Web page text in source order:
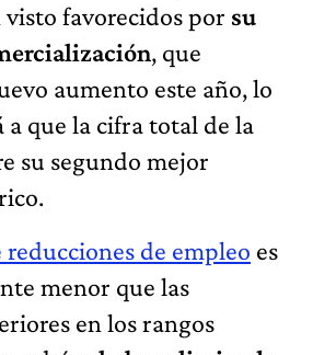
visto favorecidos por su
, que
aumento este año, lo
que la cifra total de la
su segundo mejor
de empleo es
menor que las
en los rangos